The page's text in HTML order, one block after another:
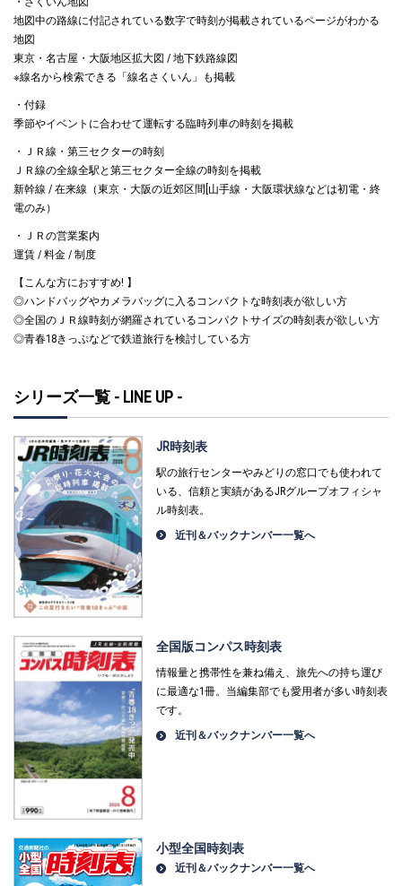
地図中の路線に付記されている数字で時刻が掲載されているページがわかる
地図
東京・名古屋・大阪地区拡大図 / 地下鉄路線図
※線名から検索できる「線名さくいん」も掲載
・付録
季節やイベントに合わせて運転する臨時列車の時刻を掲載
・ＪＲ線・第三セクターの時刻
ＪＲ線の全線全駅と第三セクター全線の時刻を掲載
新幹線 / 在来線（東京・大阪の近郊区間[山手線・大阪環状線などは初電・終
電のみ）
・ＪＲの営業案内
運賃 / 料金 / 制度
【こんな方におすすめ! 】
◎ハンドバッグやカメラバッグに入るコンパクトな時刻表が欲しい方
◎全国のＪＲ線時刻が網羅されているコンパクトサイズの時刻表が欲しい方
◎青春18きっぷなどで鉄道旅行を検討している方
シリーズ一覧 - LINE UP -
JR時刻表
駅の旅行センターやみどりの窓口でも使われて
いる、信頼と実績があるJRグループオフィシャ
ル時刻表。
近刊＆バックナンバー一覧へ
全国版コンパス時刻表
情報量と携帯性を兼ね備え、旅先への持ち運び
に最適な1冊。当編集部でも愛用者が多い時刻表
です。
近刊＆バックナンバー一覧へ
小型全国時刻表
近刊＆バックナンバー一覧へ